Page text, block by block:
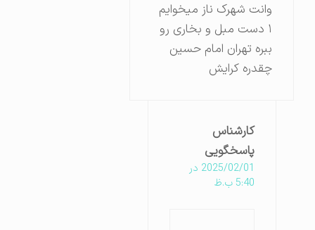
وانت شهرک ناز میخوایم
۱ دست مبل و بخاری رو
ببره تهران امام حسین
چقدره کرایش
کارشناس
پاسخگویی
2025/02/01 در